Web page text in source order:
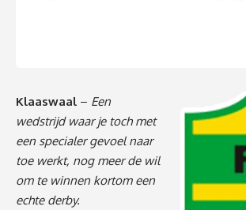
Klaaswaal – Een
wedstrijd waar je toch met
een specialer gevoel naar
toe werkt, nog meer de wil
om te winnen kortom een
echte derby.